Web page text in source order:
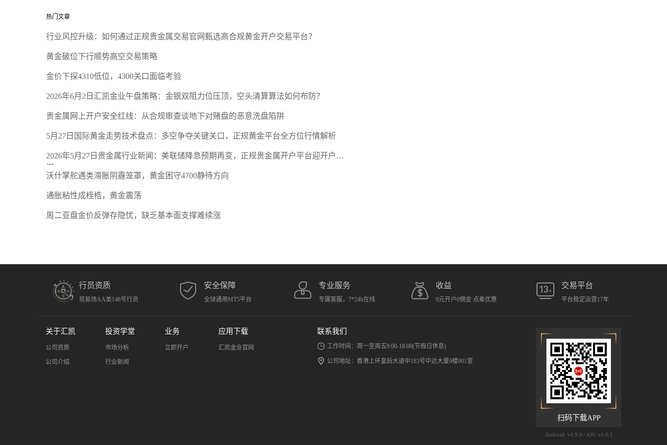
热门文章
行业风控升级：如何通过正规贵金属交易官网甄选高合规黄金开户交易平台？
黄金破位下行顺势高空交易策略
金价下探4310低位，4300关口面临考验
2026年6月2日汇凯金业午盘策略：金银双阻力位压顶，空头清算算法如何布防？
贵金属网上开户安全红线：从合规审查谈地下对赌盘的恶意洗盘陷阱
5月27日国际黄金走势技术盘点：多空争夺关键关口，正规黄金平台全方位行情解析
2026年5月27日贵金属行业新闻：美联储降息预期再变，正规贵金属开户平台迎开户热
潮
沃什掌舵遇类滞胀阴霾笼罩，黄金困守4700静待方向
通胀粘性成桎梏，黄金震荡
周二亚盘金价反弹存隐忧，缺乏基本面支撑难续涨
行员资质
贸易场AA类148号行员
安全保障
全球通用MT5平台
专业服务
专属客服，7*24h在线
收益
0元开户0佣金 点差优惠
交易平台
平台稳定运营17年
关于汇凯
公司资质
公司介绍
投资学堂
市场分析
行业新闻
业务
立即开户
应用下载
汇凯金业官网
联系我们
工作时间：周一至周五9:00-18:00(节假日休息)
公司地址：香港上环皇后大道中183号中达大厦9楼901室
扫码下载APP
Android: v4.9.4 / iOS: v1.0.1